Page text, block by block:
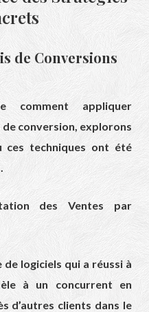
de Conversions
comment appliquer
conversion, explorons
ces techniques ont été
des Ventes par
logiciels qui a réussi à
à un concurrent en
d’autres clients dans le